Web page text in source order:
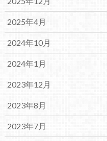
2025年4月
2024年10月
2024年1月
2023年12月
2023年8月
2023年7月